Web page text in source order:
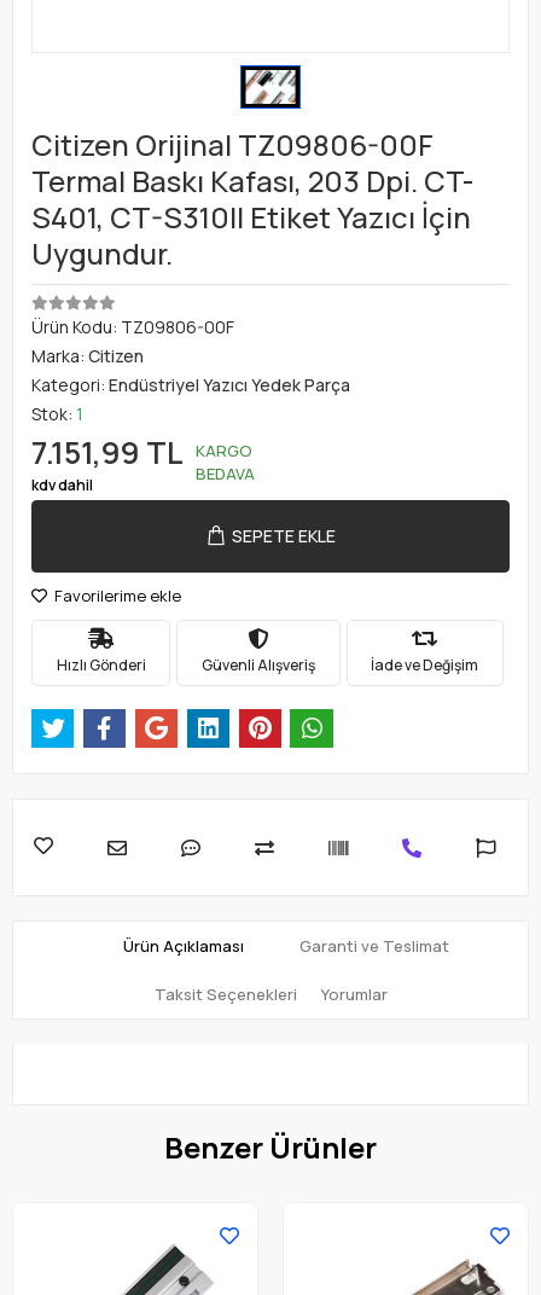
Citizen Orijinal TZ09806-00F
Termal Baskı Kafası, 203 Dpi. CT-
S401, CT-S310II Etiket Yazıcı İçin
Uygundur.
Ürün Kodu: TZ09806-00F
Marka: Citizen
Kategori: Endüstriyel Yazıcı Yedek Parça
Stok: 1
7.151,99 TL
kdv dahil
KARGO
BEDAVA
SEPETE EKLE
Favorilerime ekle
Hızlı Gönderi Güvenli Alışveriş İade ve Değişim
Ürün Açıklaması Garanti ve Teslimat
Taksit Seçenekleri Yorumlar
Benzer Ürünler